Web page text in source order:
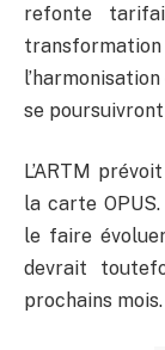
refonte
se poursuivront
L’ARTM
la carte
le faire
devrait
prochains mois.